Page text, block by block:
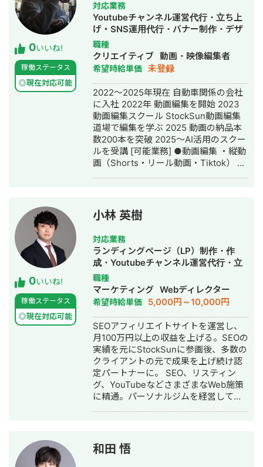
0いいね!
稼働ステータス
◎現在対応可能
対応業務
Youtubeチャンネル運営代行・立ち上
げ・SNS運用代行・バナー制作・デザ
イン・動画制作・動画編集・AI活用
職種
クリエイティブ 動画・映像編集者
希望時給単価 未登録
2022〜2025年現在 自動車関係の会社
に入社 2022年 動画編集を開始 2023
動画編集スクール StockSun動画編集
道場で編集を学ぶ 2025 動画の納品本
数200本を突破 2025〜AI活用のスクー
ルを受講 [可能業務] ●動画編集 ・縦動
画（Shorts・リール動画・Tiktok） ・
ル] ・Canva pro ・Adobe premiere
Pro ・Adobe Photoshop ・
AI（chatGPT・Gemini） [主な実績] 担
当チャンネル累計20以上 担当チャンネ
ル例 ・ビジネス系チャンネル（チャン
ネル登録者30万人） ・歯科クリニック
系チャンネル（チャンネル登録者1.9万
人） ・漫画系チャンネル（チャンネル
登録者数40万人） 累計納品本数 200本
再生数10万回22年 動画編集を開始
0いいね!
稼働ステータス
◎現在対応可能
小林 英樹
対応業務
ランディングページ（LP）制作・作
成・Youtubeチャンネル運営代行・立
ち上げ・SEO対策・新規事業立上・記
事作成代行・ライティング・ホームペ
ージ制作・作成・リスティング広告運
用代行・動画制作・動画編集
職種
マーケティング Webディレクター
希望時給単価 5,000円～10,000円
SEOアフィリエイトサイトを運営し、
月100万円以上の収益を上げる。SEOの
実績を元にStockSunに参画後、多数の
クライアントの元で成果を上げ続け認
定パートナーに。 SEO、リスティン
グ、YouTubeなどさまざまなWeb施策
に精通。パーソナルジムを経営してい
和田 悟